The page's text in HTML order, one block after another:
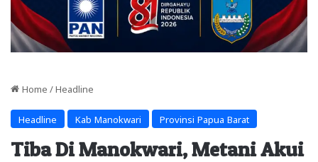
Home / Headline
Headline Kab Manokwari Provinsi Papua Barat
Tiba Di Manokwari, Metani Akui